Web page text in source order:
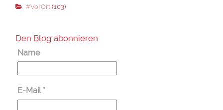
#VorOrt(103)
Den Blog abonnieren
Name
E-Mail *